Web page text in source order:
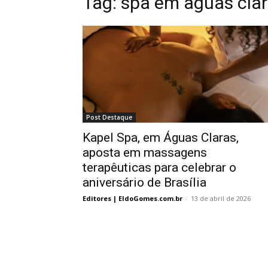
Post Destaque
Kapel Spa, em Águas Claras,
aposta em massagens
terapêuticas para celebrar o
aniversário de Brasília
Editores | EldoGomes.com.br - 13 de abril de 2026